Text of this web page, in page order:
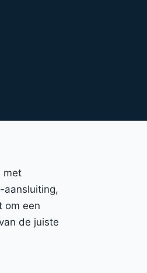
met
aansluiting,
om een
de juiste